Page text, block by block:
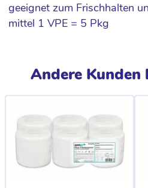
geeignet zum Frischhalten
mittel 1 VPE = 5 Pkg
Andere Kunden